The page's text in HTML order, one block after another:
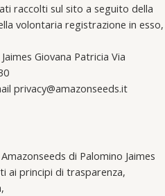
raccolti sul sito a seguito della
volontaria registrazione in esso,
Giovana Patricia Via
privacy@amazonseeds.it
di Palomino Jaimes
ai principi di trasparenza,